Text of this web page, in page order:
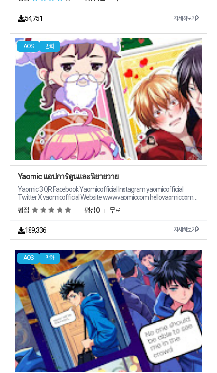
이 앱의 기술 이 앱은 Stable Diffusion 기술을 사용합니다 Stable Diffusion
은 텍스트 입력에 따라 사실적인 이미지를 생성하고 놀라운 이미지를 생성할 수
있는 자율적인 자유를 배양하며 수십억 명의 사람들이 단 몇 초 만에 멋진 예술
작품을 만들 수 있도록 지원하는 잠재적인 텍스트이미지 확산 모델입니다 순리
에 맡기다 개발자 연락처 김영미 사북면 토둔길 64 춘천시 강원도 24200
South Korea 1851202452 2023용인처인1349 본인 직접 신고
54,751 자세히보기
AOS 만화
Yaomic แอปการ์ตูนและนิยายวาย
Yaomic 3 QR Facebook Yaomicofficial Instagram yaomicofficial
Twitter X yaomicofficial Website wwwyaomiccom helloyaomiccom
평점 평점0 무료
189,336 자세히보기
AOS 만화